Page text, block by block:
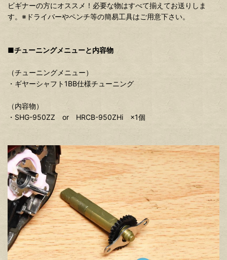
ビギナーの方にオススメ！必要な物はすべて揃えてお送りしま
す。※ドライバーやペンチ等の簡易工具はご用意下さい。
■チューニングメニューと内容物
（チューニングメニュー）
・ギヤーシャフト1BB仕様チューニング
（内容物）
・SHG-950ZZ or HRCB-950ZHi ×1個